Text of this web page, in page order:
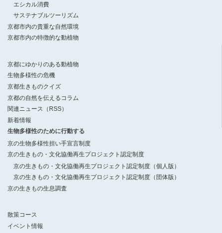
エシカル消費
サステナブルツーリズム
京都市内の貴重な自然環境
京都市内の特徴的な動植物
京都にゆかりのある動植物
生物多様性の危機
京都生きものクイズ
京都の自然を伝えるコラム
関連ニュース（RSS）
新着情報
生物多様性のために行動する
京の生物多様性担い手宣言制度
京の生きもの・文化協働再生プロジェクト認定制度
京の生きもの・文化協働再生プロジェクト認定制度（個人版）
京の生きもの・文化協働再生プロジェクト認定制度（団体版）
京の生きもの生息調査
散策コース
イベント情報